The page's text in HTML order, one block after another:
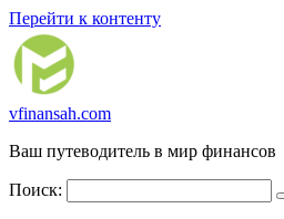
Перейти к контенту
vfinansah.com
Ваш путеводитель в мир финансов
Поиск: